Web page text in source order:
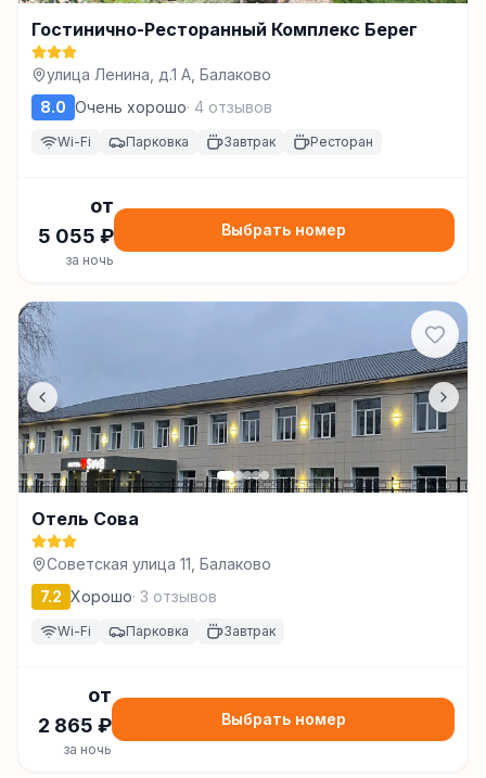
Гостинично-Ресторанный Комплекс Берег
улица Ленина, д.1 А, Балаково
8.0 Очень хорошо· 4 отзывов
Wi-Fi Парковка Завтрак Ресторан
от
5 055 ₽
за ночь
Выбрать номер
Отель Сова
Советская улица 11, Балаково
7.2 Хорошо· 3 отзывов
Wi-Fi Парковка Завтрак
от
2 865 ₽
за ночь
Выбрать номер